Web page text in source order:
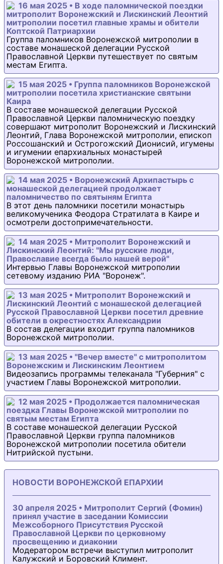
16 мая 2025 • В ходе паломнической поездки
митрополит Воронежский и Лискинский Леонтий
митрополии посетил главные храмы и обители
Коптской Патриархии
Группа паломников Воронежской митрополии в
составе монашеской делегации Русской
Православной Церкви путешествует по святым
местам Египта.
15 мая 2025 • Группа паломников Воронежской
митрополии посетила христианские святыни
Каира
В составе монашеской делегации Русской
Православной Церкви паломническую поездку
совершают митрополит Воронежский и Лискинский
Леонтий, Глава Воронежской митрополии, епископ
Россошанский и Острогожский Дионисий, игумены
и игумении епархиальных монастырей
Воронежской митрополии.
14 мая 2025 • Воронежский Архипастырь с
монашеской делегацией продолжает
паломничество по святыням Египта
В этот день паломники посетили монастырь
великомученика Феодора Стратилата в Каире и
осмотрели достопримечательности.
14 мая 2025 • Митрополит Воронежский и
Лискинский Леонтий: "Мы русские люди,
Православие всегда было нашей верой"
Интервью Главы Воронежской митрополии
сетевому изданию РИА "Воронеж".
13 мая 2025 • Митрополит Воронежский и
Лискинский Леонтий с монашеской делегацией
Русской Православной Церкви посетил древние
обители в окрестностях Александрии
В состав делегации входит группа паломников
Воронежской митрополии.
13 мая 2025 • "Вечер вместе" с митрополитом
Воронежским и Лискинским Леонтием
Видеозапись программы телеканала "Губерния" с
участием Главы Воронежской митрополии.
12 мая 2025 • Продолжается паломническая
поездка Главы Воронежской митрополии по
святым местам Египта
В составе монашеской делегации Русской
Православной Церкви группа паломников
Воронежской митрополии посетила обители
Нитрийской пустыни.
НОВОСТИ ВОРОНЕЖСКОЙ ЕПАРХИИ
30 апреля 2025 • Митрополит Сергий (Фомин)
принял участие в заседании Комиссии
Межсоборного Присутствия Русской
Православной Церкви по церковному
просвещению и диаконии
Модератором встречи выступил митрополит
Калужский и Боровский Климент.